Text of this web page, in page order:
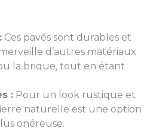
Ces pavés sont durables et
d’autres matériaux
la brique, tout en étant
: Pour un look rustique et
naturelle est une option
onéreuse.